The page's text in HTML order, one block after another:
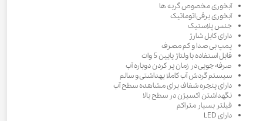
آبخوری مخصوص گربه ها
آبخوری برقی اتوماتیک
جنس پلاستیک
دارای کابل شارژ
پمپ بی صدا و کم مصرف
قابل استفاده با ولتاژ پایین 5 وات
صرفه جویی در زمان پر کردن دوباره آب
سیستم گردش آب کاملا بهداشتی و سالم
دارای پنجره شفاف برای مشاهده سطح آب
نگهداشتن اکسیژن در سطح بالا
فیلتر بسیار متراکم
دارای LED